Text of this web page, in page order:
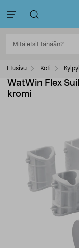
Etusivu Koti
WatWin Flex
kromi